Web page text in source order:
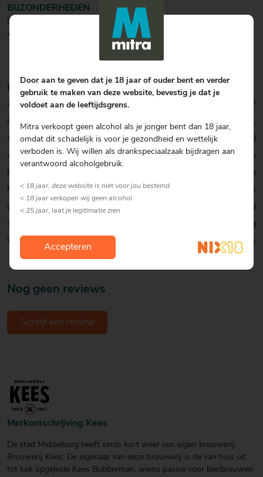
BIJZONDERHEDEN
Door de combinatie van 3 verschillende hoppen krijg je een enorme
verfrissende citroen boost.
Nog geen reviews
Schrijf een review
Productinformatie
Artikelcode:
0001071007
Inhoud:
33 CL
Alcohol percentage:
7,0
Allergenen:
Gluten
Biersoort:
India Pale Ale
Merk:
Kees
Land:
Nederland
Smaak:
Fris & Fruitig
Verpakking:
Blik
Merkomschrijving Kees
De stad Middelburg heeft sinds kort weer een eigen brouwerij:
Brouwerij Kees. De eigenaar van deze brouwerij is de van huis uit
tot kok opgeleide Kees Bubberman, wiens passie voor bierbrouwen
Door aan te geven dat je 18 jaar of ouder bent en verder
gebruik te maken van deze website, bevestig je dat je
voldoet aan de leeftijdsgrens.
Mitra verkoopt geen alcohol als je jonger bent dan 18 jaar,
omdat dit schadelijk is voor je gezondheid en wettelijk
verboden is. Wij willen als drankspeciaalzaak bijdragen aan
verantwoord alcoholgebruik.
< 18 jaar, deze website is niet voor jou bestemd
< 18 jaar verkopen wij geen alcohol
< 25 jaar, laat je legitimatie zien
Accepteren